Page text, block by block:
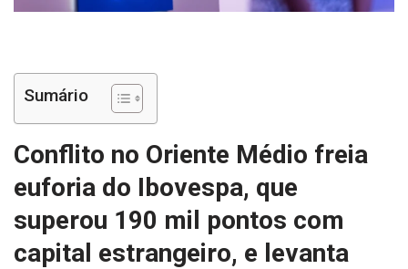
Sumário
Conflito no Oriente Médio freia
euforia do Ibovespa, que
superou 190 mil pontos com
capital estrangeiro, e levanta